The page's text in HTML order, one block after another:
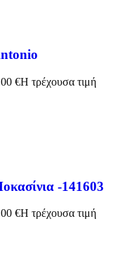
€Η τρέχουσα τιμή
-141603
€Η τρέχουσα τιμή